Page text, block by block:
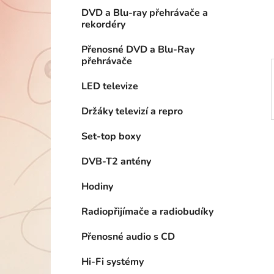
p
n
e
l
DVD a Blu-ray přehrávače a
rekordéry
Přenosné DVD a Blu-Ray
přehrávače
LED televize
Držáky televizí a repro
Set-top boxy
DVB-T2 antény
Hodiny
Radiopřijímače a radiobudíky
Přenosné audio s CD
Hi-Fi systémy